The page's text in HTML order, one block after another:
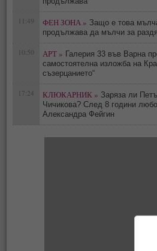
11:49 ФЕН ЗОНА » Защо е това
продължава да мълчи за
10:50 АРТ » Галерия 33 във Варна
самостоятелна изложба на
съзерцанието“
17:24 КЛЮКАРНИК » Заряза ли
Чичикова? След 8 години
Александра Фейгин